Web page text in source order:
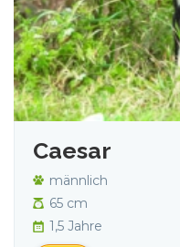
Caesar
männlich
65 cm
1,5 Jahre